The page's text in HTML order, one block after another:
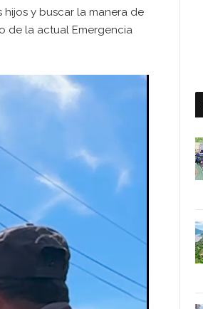
y buscar la manera de
de la actual Emergencia